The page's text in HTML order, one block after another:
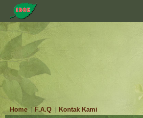
Home |F.A.Q Kontak Kami